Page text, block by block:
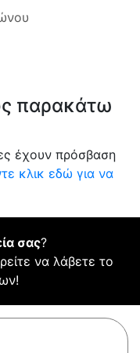
παρακάτω
έχουν πρόσβαση
κλικ εδώ για να
σας?
να λάβετε το